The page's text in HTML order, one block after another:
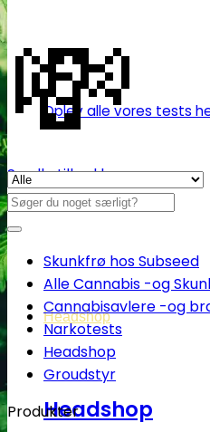
Oplev alle vores tests
Headshop
Headshop
💸
Se alle tilbud her
Søg
efter:
Skunkfrø hos Subseed
Alle Cannabis -og
Cannabisavlere -og
Narkotests
Headshop
Groudstyr
Produkter